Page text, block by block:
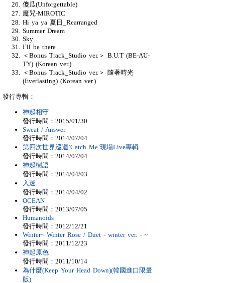
傻瓜(Unforgettable)
魔咒-MIROTIC
Hi ya ya 夏日_Rearranged
Summer Dream
Sky
I`ll be there
＜Bonus Track_Studio ver.＞ B.U.T (BE-AU-
TY) (Korean ver.)
＜Bonus Track_Studio ver.＞ 隨著時光
(Everlasting) (Korean ver.)
發行專輯：
神起相守
發行時間：2015/01/30
Sweat / Answer
發行時間：2014/07/04
第四次世界巡迴`Catch Me`現場Live專輯
發行時間：2014/07/04
神起樹語
發行時間：2014/04/03
入迷
發行時間：2014/04/02
OCEAN
發行時間：2013/07/05
Humanoids
發行時間：2012/12/21
Winter~ Winter Rose / Duet - winter ver. - ~
發行時間：2011/12/23
神起原色
發行時間：2011/10/14
為什麼(Keep Your Head Down)(韓國進口限量
版)